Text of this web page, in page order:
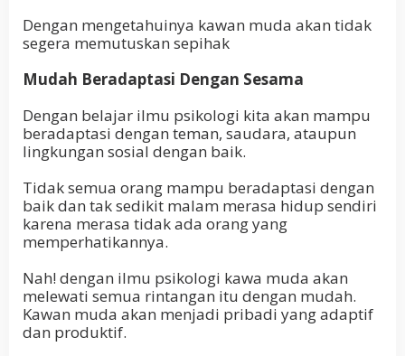
Dengan mengetahuinya kawan muda akan tidak
segera memutuskan sepihak
Mudah Beradaptasi Dengan Sesama
Dengan belajar ilmu psikologi kita akan mampu
beradaptasi dengan teman, saudara, ataupun
lingkungan sosial dengan baik.
Tidak semua orang mampu beradaptasi dengan
baik dan tak sedikit malam merasa hidup sendiri
karena merasa tidak ada orang yang
memperhatikannya.
Nah! dengan ilmu psikologi kawa muda akan
melewati semua rintangan itu dengan mudah.
Kawan muda akan menjadi pribadi yang adaptif
dan produktif.